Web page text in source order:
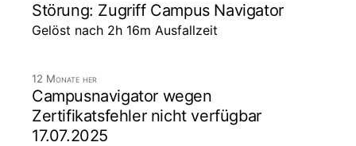
Störung: Zugriff Campus Navigator
Gelöst nach 2h 16m Ausfallzeit
12 Monate her
Campusnavigator wegen
Zertifikatsfehler nicht verfügbar
17.07.2025